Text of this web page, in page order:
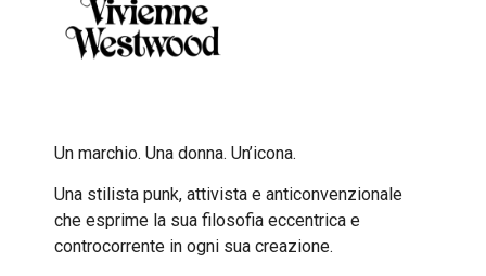
Un marchio. Una donna. Un’icona.
Una stilista punk, attivista e anticonvenzionale
che esprime la sua filosofia eccentrica e
controcorrente in ogni sua creazione.